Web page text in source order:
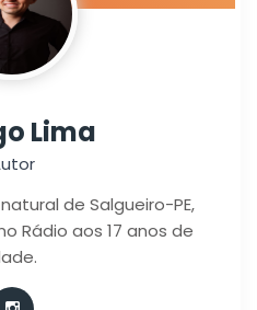
Lima
de Salgueiro-PE,
Rádio aos 17 anos de